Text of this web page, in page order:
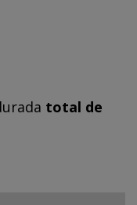
total de